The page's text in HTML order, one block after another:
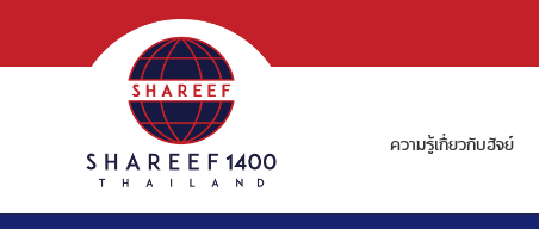
ความรู้เกี่ยวกับฮัจย์